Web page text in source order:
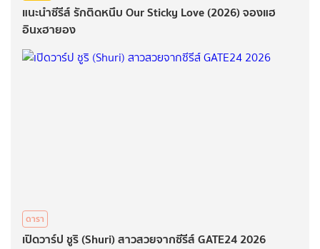
แนะนำซีรีส์ รักติดหนึบ Our Sticky Love (2026) จองแฮ
อินxฮายอง
ดารา
เปิดวาร์ป ชูริ (Shuri) สาวสวยจากซีรีส์ GATE24 2026